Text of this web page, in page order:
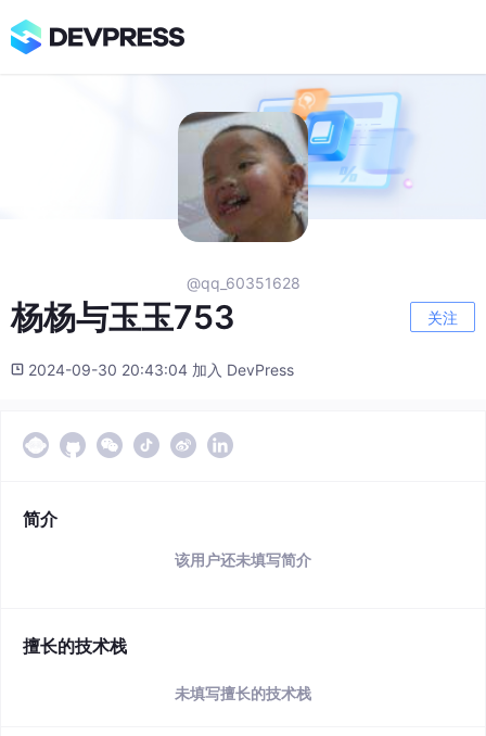
@qq_60351628
杨杨与玉玉753 关注
2024-09-30 20:43:04 加入 DevPress
简介
该用户还未填写简介
擅长的技术栈
未填写擅长的技术栈